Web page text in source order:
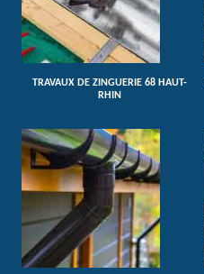
TRAVAUX DE ZINGUERIE 68 HAUT-
RHIN